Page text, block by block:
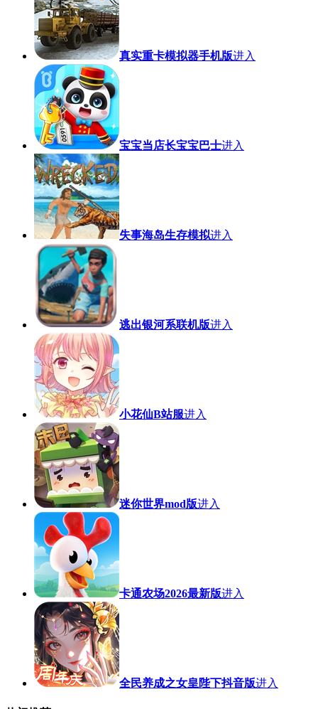
真实重卡模拟器手机版进入
宝宝当店长宝宝巴士进入
失事海岛生存模拟进入
逃出银河系联机版进入
小花仙B站服进入
迷你世界mod版进入
卡通农场2026最新版进入
全民养成之女皇陛下抖音版进入